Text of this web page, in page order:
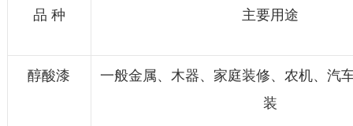
品 种 主要用途
醇酸漆
一般金属、木器、家庭装修、农机、汽
装